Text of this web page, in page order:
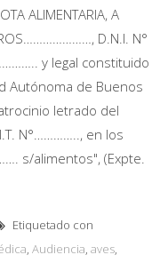
ALIMENTARIA, A
D.N.I. N°
y legal constituido
de Buenos
letrado del
N°………….., en los
s/alimentos", (Expte.
Etiquetado con
, Audiencia, aves,